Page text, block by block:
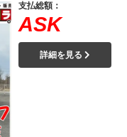
支払総額：
ASK
詳細を見る